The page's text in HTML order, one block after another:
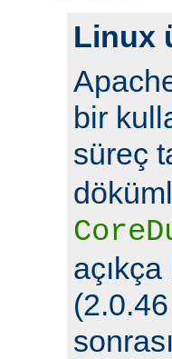
Linux
bir
süreç